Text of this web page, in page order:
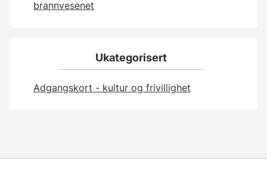
brannvesenet
Ukategorisert
Adgangskort - kultur og frivillighet